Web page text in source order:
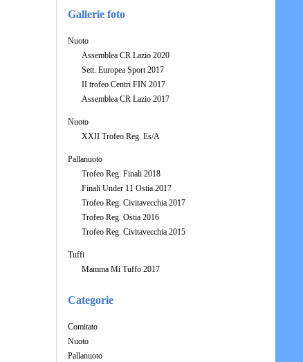
Gallerie foto
Nuoto
Assemblea CR Lazio 2020
Sett. Europea Sport 2017
II trofeo Centri FIN 2017
Assemblea CR Lazio 2017
Nuoto
XXII Trofeo Reg. Es/A
Pallanuoto
Trofeo Reg. Finali 2018
Finali Under 11 Ostia 2017
Trofeo Reg. Civitavecchia 2017
Trofeo Reg. Ostia 2016
Trofeo Reg. Civitavecchia 2015
Tuffi
Mamma Mi Tuffo 2017
Categorie
Comitato
Nuoto
Pallanuoto